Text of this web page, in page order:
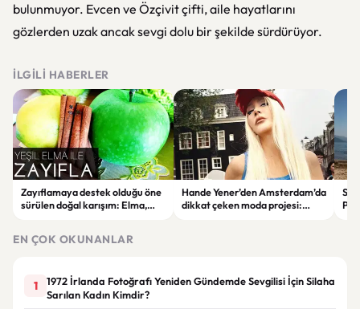
bulunmuyor. Evcen ve Özçivit çifti, aile hayatlarını
gözlerden uzak ancak sevgi dolu bir şekilde sürdürüyor.
İLGILI HABERLER
Zayıflamaya destek olduğu öne
sürülen doğal karışım: Elma,
Hande Yener’den Amsterdam’da
dikkat çeken moda projesi:
EN ÇOK OKUNANLAR
1
1972 İrlanda Fotoğrafı Yeniden Gündemde Sevgilisi İçin Silaha
Sarılan Kadın Kimdir?